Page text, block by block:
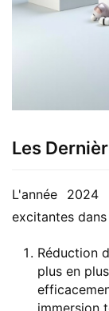
Les
L'année 2024
excitantes
Réduction
plus en
immersion